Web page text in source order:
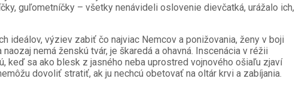
guľometníčky – všetky nenávideli oslovenie dievčatká, urážalo ich,
ideálov, výziev zabiť čo najviac Nemcov a ponižovania, ženy v boji
nemá ženskú tvár, je škaredá a ohavná. Inscenácia v réžii
keď sa ako blesk z jasného neba uprostred vojnového ošiaľu zjaví
dovoliť stratiť, ak ju nechcú obetovať na oltár krvi a zabíjania.